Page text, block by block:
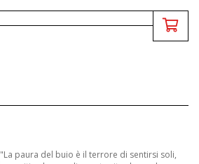
"La paura del buio è il terrore di sentirsi soli,